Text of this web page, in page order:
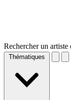
Rechercher un artiste
Thématiques